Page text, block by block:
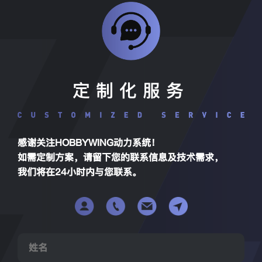
定制化服务
感谢关注HOBBYWING动力系统！
如需定制方案，请留下您的联系信息及技术需求，
我们将在24小时内与您联系。